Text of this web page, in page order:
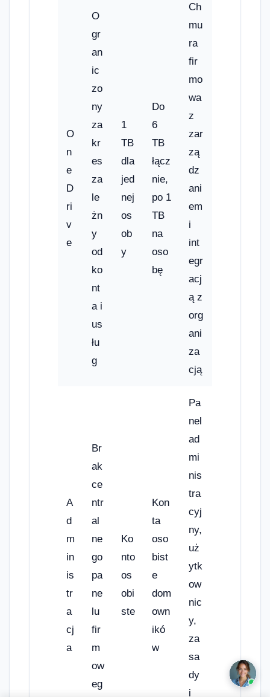
O
n
e
D
ri
v
e
O
gr
an
ic
zo
ny
za
kr
es
za
le
żn
y
od
ko
nt
a i
us
łu
g
1
TB
dla
jed
nej
os
ob
y
Do
6
TB
łącz
nie,
po 1
TB
na
oso
bę
Ch
mu
ra
fir
mo
wa
z
zar
zą
dz
ani
em
i
int
egr
acj
ą z
org
ani
za
cją
A
d
m
in
is
tr
a
cj
a
Br
ak
ce
ntr
al
ne
go
pa
ne
lu
fir
m
ow
eg
Ko
nto
os
obi
ste
Kon
ta
oso
bist
e
dom
own
ikó
w
Pa
nel
ad
mi
nis
tra
cyj
ny,
uż
ytk
ow
nic
y,
za
sa
dy
i